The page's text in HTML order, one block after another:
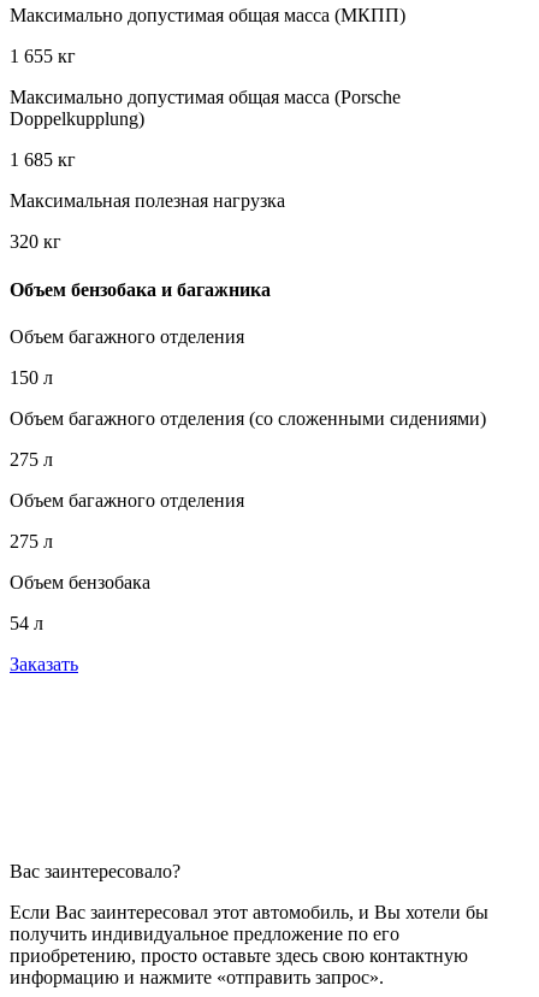
Максимально допустимая общая масса (МКПП)
1 655 кг
Максимально допустимая общая масса (Porsche
Doppelkupplung)
1 685 кг
Максимальная полезная нагрузка
320 кг
Объем бензобака и багажника
Объем багажного отделения
150 л
Объем багажного отделения (со сложенными сидениями)
275 л
Объем багажного отделения
275 л
Объем бензобака
54 л
Заказать
Вас заинтересовало?
Если Вас заинтересовал этот автомобиль, и Вы хотели бы
получить индивидуальное предложение по его
приобретению, просто оставьте здесь свою контактную
информацию и нажмите «отправить запрос».